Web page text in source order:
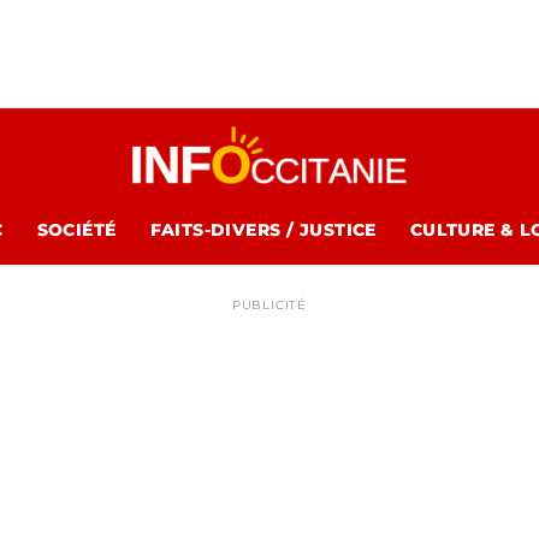
SOCIÉTÉ FAITS-DIVERS / JUSTICE CULTURE &
PUBLICITÉ